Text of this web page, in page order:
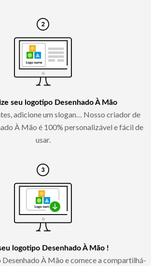
seu logotipo Desenhado À Mão
adicione um slogan… Nosso criador de
À Mão é 100% personalizável e fácil de
usar.
logotipo Desenhado À Mão !
À Mão e comece a compartilhá-